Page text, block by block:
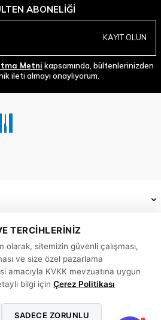
TERCIHLERINIZ
sitemizin güvenli çalışması,
ve size özel pazarlama
amacıyla KVKK mevzuatına uygun
bilgi için Çerez Politikası
SADECE ZORUNLU
ABONELIĞI
KAYIT OLUN
Metni kapsamında, bültenlerinizden
ileti almayı onaylıyorum.
PLAZA NO: 5 A İÇ KAPI NO: 58